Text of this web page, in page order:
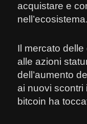
acquistare e
nell’ecosistema.
Il mercato
alle azioni
dell’aumento
ai nuovi scontri
bitcoin ha